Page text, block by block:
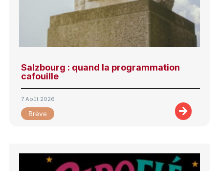
Salzbourg : quand la programmation
cafouille
7 Août 2026
Brève